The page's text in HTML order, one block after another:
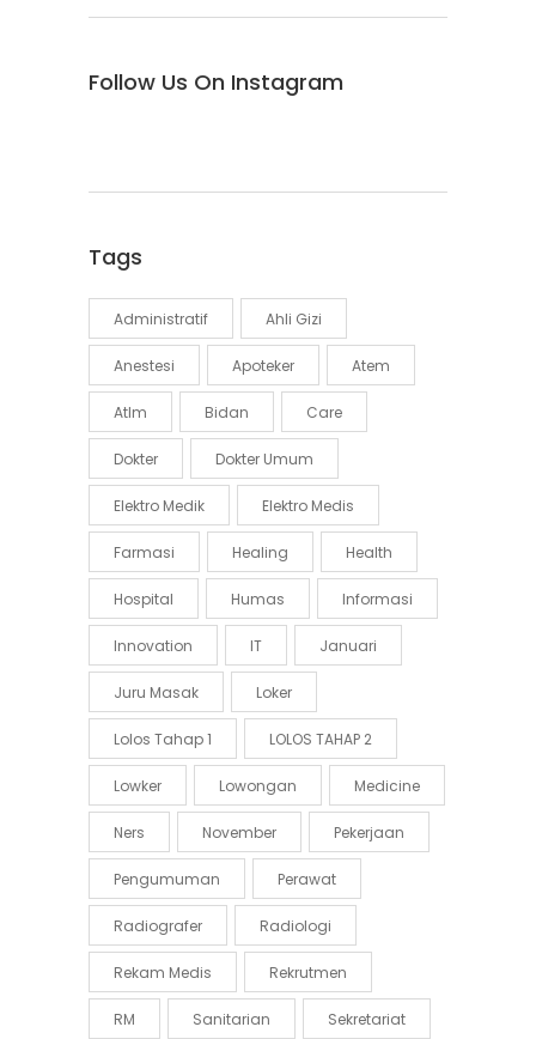
Follow Us On Instagram
Tags
Administratif Ahli Gizi
Anestesi Apoteker Atem
Atlm Bidan Care
Dokter Dokter Umum
Elektro Medik Elektro Medis
Farmasi Healing Health
Hospital Humas Informasi
Innovation IT Januari
Juru Masak Loker
Lolos Tahap 1 LOLOS TAHAP 2
Lowker Lowongan Medicine
Ners November Pekerjaan
Pengumuman Perawat
Radiografer Radiologi
Rekam Medis Rekrutmen
RM Sanitarian Sekretariat